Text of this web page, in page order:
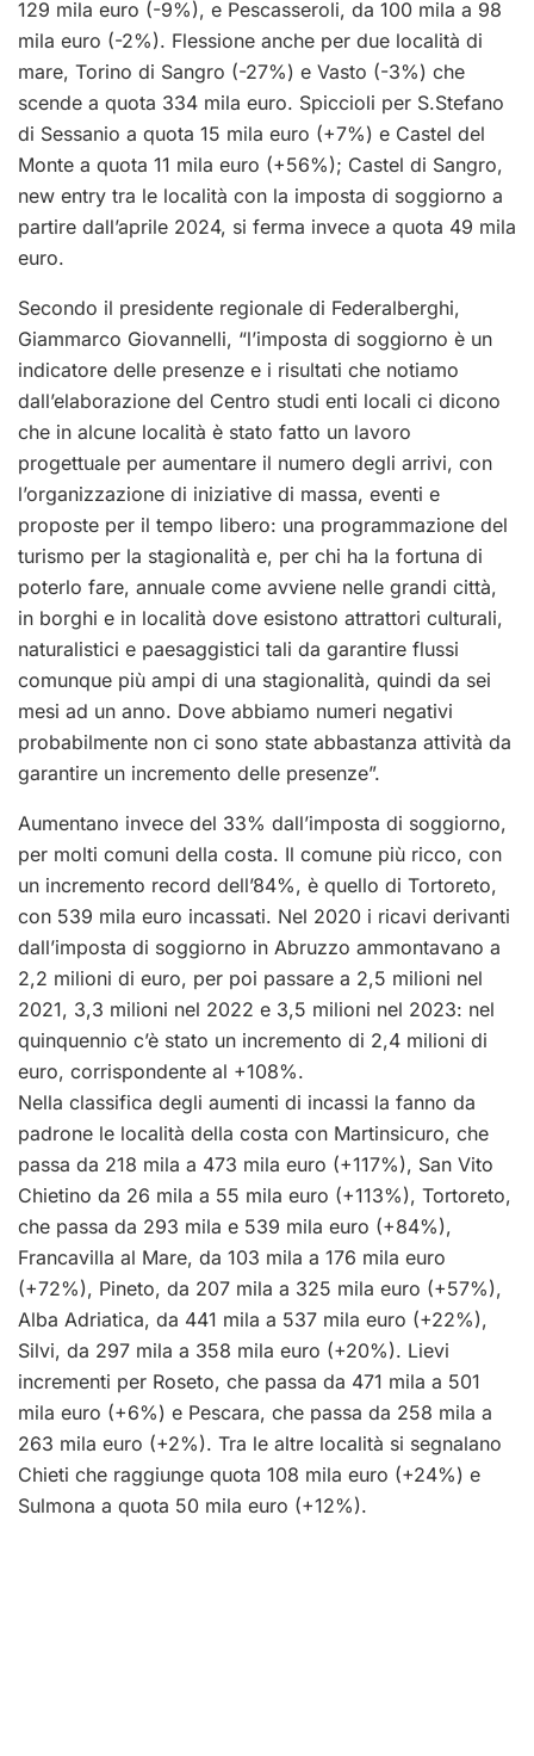
129 mila euro (-9%), e Pescasseroli, da 100 mila a 98
mila euro (-2%). Flessione anche per due località di
mare, Torino di Sangro (-27%) e Vasto (-3%) che
scende a quota 334 mila euro. Spiccioli per S.Stefano
di Sessanio a quota 15 mila euro (+7%) e Castel del
Monte a quota 11 mila euro (+56%); Castel di Sangro,
new entry tra le località con la imposta di soggiorno a
partire dall’aprile 2024, si ferma invece a quota 49 mila
euro.
Secondo il presidente regionale di Federalberghi,
Giammarco Giovannelli, “l’imposta di soggiorno è un
indicatore delle presenze e i risultati che notiamo
dall’elaborazione del Centro studi enti locali ci dicono
che in alcune località è stato fatto un lavoro
progettuale per aumentare il numero degli arrivi, con
l’organizzazione di iniziative di massa, eventi e
proposte per il tempo libero: una programmazione del
turismo per la stagionalità e, per chi ha la fortuna di
poterlo fare, annuale come avviene nelle grandi città,
in borghi e in località dove esistono attrattori culturali,
naturalistici e paesaggistici tali da garantire flussi
comunque più ampi di una stagionalità, quindi da sei
mesi ad un anno. Dove abbiamo numeri negativi
probabilmente non ci sono state abbastanza attività da
garantire un incremento delle presenze”.
Aumentano invece del 33% dall’imposta di soggiorno,
per molti comuni della costa. Il comune più ricco, con
un incremento record dell’84%, è quello di Tortoreto,
con 539 mila euro incassati. Nel 2020 i ricavi derivanti
dall’imposta di soggiorno in Abruzzo ammontavano a
2,2 milioni di euro, per poi passare a 2,5 milioni nel
2021, 3,3 milioni nel 2022 e 3,5 milioni nel 2023: nel
quinquennio c’è stato un incremento di 2,4 milioni di
euro, corrispondente al +108%.
Nella classifica degli aumenti di incassi la fanno da
padrone le località della costa con Martinsicuro, che
passa da 218 mila a 473 mila euro (+117%), San Vito
Chietino da 26 mila a 55 mila euro (+113%), Tortoreto,
che passa da 293 mila e 539 mila euro (+84%),
Francavilla al Mare, da 103 mila a 176 mila euro
(+72%), Pineto, da 207 mila a 325 mila euro (+57%),
Alba Adriatica, da 441 mila a 537 mila euro (+22%),
Silvi, da 297 mila a 358 mila euro (+20%). Lievi
incrementi per Roseto, che passa da 471 mila a 501
mila euro (+6%) e Pescara, che passa da 258 mila a
263 mila euro (+2%). Tra le altre località si segnalano
Chieti che raggiunge quota 108 mila euro (+24%) e
Sulmona a quota 50 mila euro (+12%).